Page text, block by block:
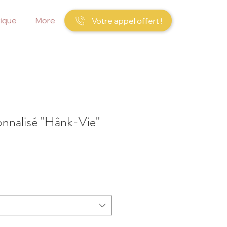
More Votre appel offert !
"Hânk-Vie"